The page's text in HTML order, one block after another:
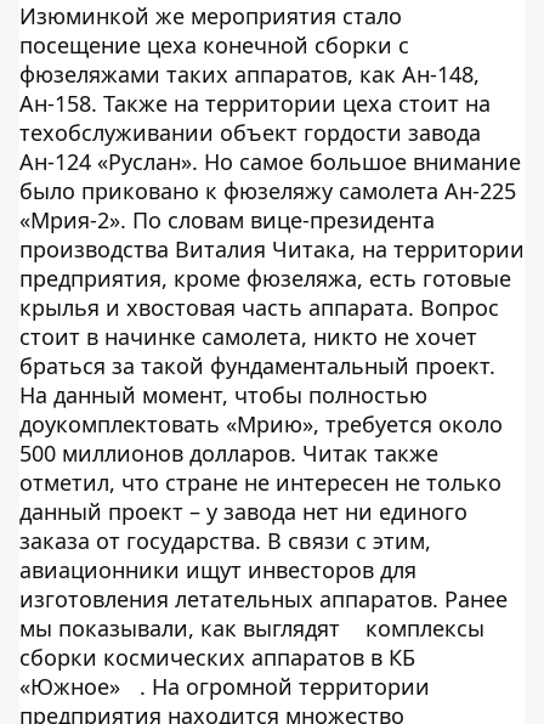
Изюминкой же мероприятия стало
посещение цеха конечной сборки с
фюзеляжами таких аппаратов, как Ан-148,
Ан-158. Также на территории цеха стоит на
техобслуживании объект гордости завода
Ан-124 «Руслан». Но самое большое внимание
было приковано к фюзеляжу самолета Ан-225
«Мрия-2». По словам вице-президента
производства Виталия Читака, на территории
предприятия, кроме фюзеляжа, есть готовые
крылья и хвостовая часть аппарата. Вопрос
стоит в начинке самолета, никто не хочет
браться за такой фундаментальный проект.
На данный момент, чтобы полностью
доукомплектовать «Мрию», требуется около
500 миллионов долларов. Читак также
отметил, что стране не интересен не только
данный проект – у завода нет ни единого
заказа от государства. В связи с этим,
авиационники ищут инвесторов для
изготовления летательных аппаратов. Ранее
мы показывали, как выглядят
комплексы
сборки космических аппаратов в КБ
«Южное»
. На огромной территории
предприятия находится множество